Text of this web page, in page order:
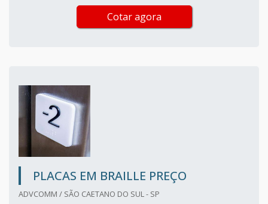
Cotar agora
PLACAS EM BRAILLE PREÇO
ADVCOMM / SÃO CAETANO DO SUL - SP